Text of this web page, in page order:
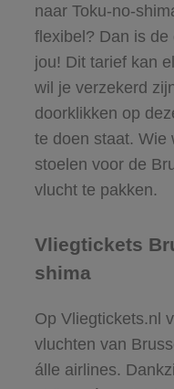
naar Toku-no-
flexibel? Dan is
jou! Dit tarief kan
wil je verzekerd
doorklikken op
te doen staat. Wie
stoelen voor de
vlucht te pakken.
Vliegtickets
shima
Op Vliegtickets.nl
vluchten van
álle airlines.